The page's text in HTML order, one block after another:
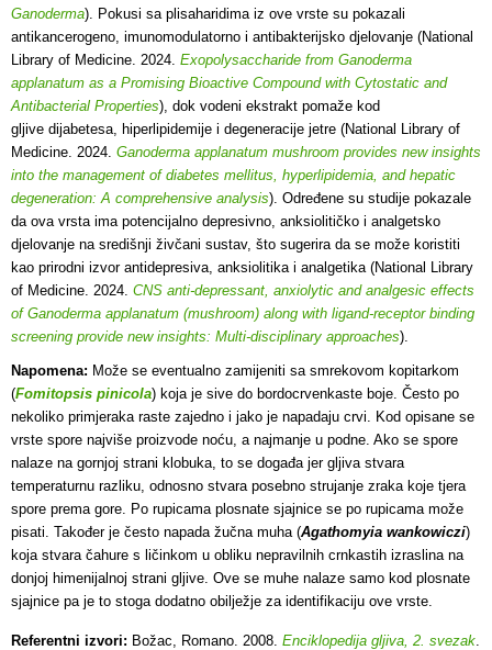
Ganoderma). Pokusi sa plisaharidima iz ove vrste su pokazali
antikancerogeno, imunomodulatorno i antibakterijsko djelovanje (National
Library of Medicine. 2024. Exopolysaccharide from Ganoderma
applanatum as a Promising Bioactive Compound with Cytostatic and
Antibacterial Properties), dok vodeni ekstrakt pomaže kod
gljive dijabetesa, hiperlipidemije i degeneracije jetre (National Library of
Medicine. 2024. Ganoderma applanatum mushroom provides new insights
into the management of diabetes mellitus, hyperlipidemia, and hepatic
degeneration: A comprehensive analysis). Određene su studije pokazale
da ova vrsta ima potencijalno depresivno, anksiolitičko i analgetsko
djelovanje na središnji živčani sustav, što sugerira da se može koristiti
kao prirodni izvor antidepresiva, anksiolitika i analgetika (National Library
of Medicine. 2024. CNS anti-depressant, anxiolytic and analgesic effects
of Ganoderma applanatum (mushroom) along with ligand-receptor binding
screening provide new insights: Multi-disciplinary approaches).
Napomena: Može se eventualno zamijeniti sa smrekovom kopitarkom
(Fomitopsis pinicola) koja je sive do bordocrvenkaste boje. Često po
nekoliko primjeraka raste zajedno i jako je napadaju crvi. Kod opisane se
vrste spore najviše proizvode noću, a najmanje u podne. Ako se spore
nalaze na gornjoj strani klobuka, to se događa jer gljiva stvara
temperaturnu razliku, odnosno stvara posebno strujanje zraka koje tjera
spore prema gore. Po rupicama plosnate sjajnice se po rupicama može
pisati. Također je često napada žučna muha (Agathomyia wankowiczi)
koja stvara čahure s ličinkom u obliku nepravilnih crnkastih izraslina na
donjoj himenijalnoj strani gljive. Ove se muhe nalaze samo kod plosnate
sjajnice pa je to stoga dodatno obilježje za identifikaciju ove vrste.
Referentni izvori: Božac, Romano. 2008. Enciklopedija gljiva, 2. svezak.